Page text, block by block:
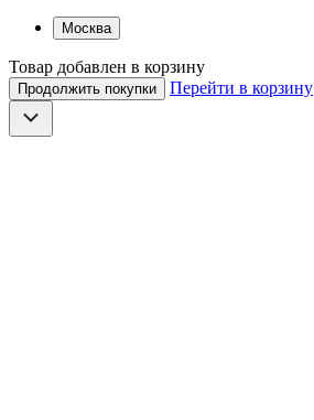
Москва
Товар добавлен в корзину
Продолжить покупки Перейти в корзину